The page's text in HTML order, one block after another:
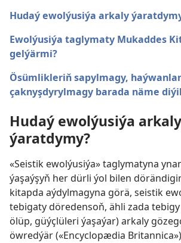
Hudaý ewolýusiýa arkaly
Ewolýusiýa taglymaty Mukaddes
gelýärmi?
Ösümlikleriň sapylmagy,
çaknyşdyrylmagy barada näme
Hudaý ewolýusiýa arkaly
ýaratdymy?
«Seistik ewolýusiýa» taglymatyna
ýaşaýşyň her dürli ýol bilen
kitapda aýdylmagyna görä, seistik
tebigaty döredensoň, ähli zada
ölüp, güýçlüleri ýaşaýar) arkaly
öwredýär («Encyclopædia